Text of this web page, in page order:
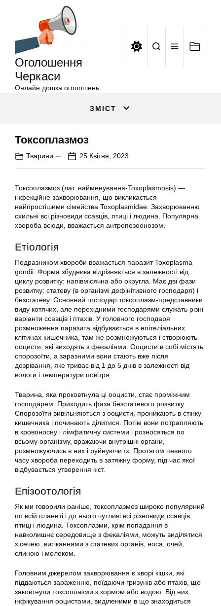
Оголошення
Черкаси
Онлайн дошка оголошень
ЗМІСТ
Токсоплазмоз
Тварини 25 Квітня, 2023
Токсоплазмоз (лат. найменування-Toxoplasmosis) —
інфекційне захворювання, що викликається
найпростішими сімейства Toxoplasmidae. Захворюванню
схильні всі різновиди ссавців, птиці і людина. Популярна
хвороба всюди, вважається антропозоонозом.
Етіологія
Подразником хвороби вважається паразит Toxoplasma
gondii. Форма збудника відрізняється в залежності від
циклу розвитку: напівмісячна або округла. Має дві фази
розвитку: статеву (в організмі дефінітивного господаря) і
безстатеву. Основний господар токсоплазм-представники
виду котячих, але перехідними господарями служать різні
варіанти ссавців і птахів. У головного господаря
розмноження паразита відбувається в епітеліальних
клітинах кишечника, там же розмножуються і створюють
ооцисти, які виходять з фекаліями. Ооцисти в собі містять
спорозоїти, а заразними вони стають вже після
дозрівання, яке триває від 1 до 5 днів в залежності від
вологи і температури повітря.
Тварина, яка проковтнула ці ооцисти, стає проміжним
господарем. Приходить фаза безстатевого розвитку.
Спорозоїти вивільняються з ооцисти, проникають в стінку
кишечника і починають ділитися. Потім вони потрапляють
в кровоносну і лімфатичну системи і розносяться по
всьому організму, вражаючи внутрішні органи,
розмножуючись в них і руйнуючи їх. Протягом певного
часу хвороба переходить в затяжну форму, під час якої
відбувається утворення кіст.
Епізоотологія
Як ми говорили раніше, токсоплазмоз широко популярний
по всій планеті і до нього чутливі всі різновиди ссавців,
птиці і людина. Токсоплазми, крім попадання в
навколишнє середовище з фекаліями, можуть виділятися
з сечею, витіканнями з статевих органів, носа, очей,
слиною і молоком.
Головним джерелом захворювання є хворі кішки, які
піддаються зараженню, поїдаючи гризунів або птахів, що
заковтнули токсоплазми з кормом або водою. Від них
інфікування ооцистами, виділеними в що знаходиться